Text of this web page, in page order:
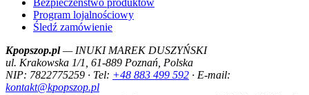
Bezpieczeństwo produktów
Program lojalnościowy
Śledź zamówienie
Kpopszop.pl— INUKI MAREK DUSZYŃSKI
ul. Krakowska 1/1, 61-889 Poznań, Polska
NIP: 7822775259 · Tel: +48 883 499 592 · E-mail:
kontakt@kpopszop.pl